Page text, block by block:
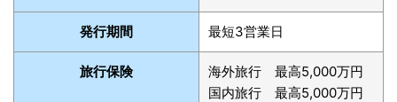
発行期間 最短3営業日
旅行保険
海外旅行 最高5,000万円
国内旅行 最高5,000万円